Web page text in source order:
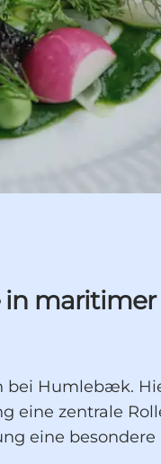
in
Humlebæk.
eine zentrale
eine besondere